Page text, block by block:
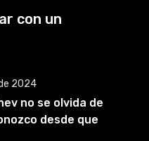
con un
2024
no se olvida de
desde que